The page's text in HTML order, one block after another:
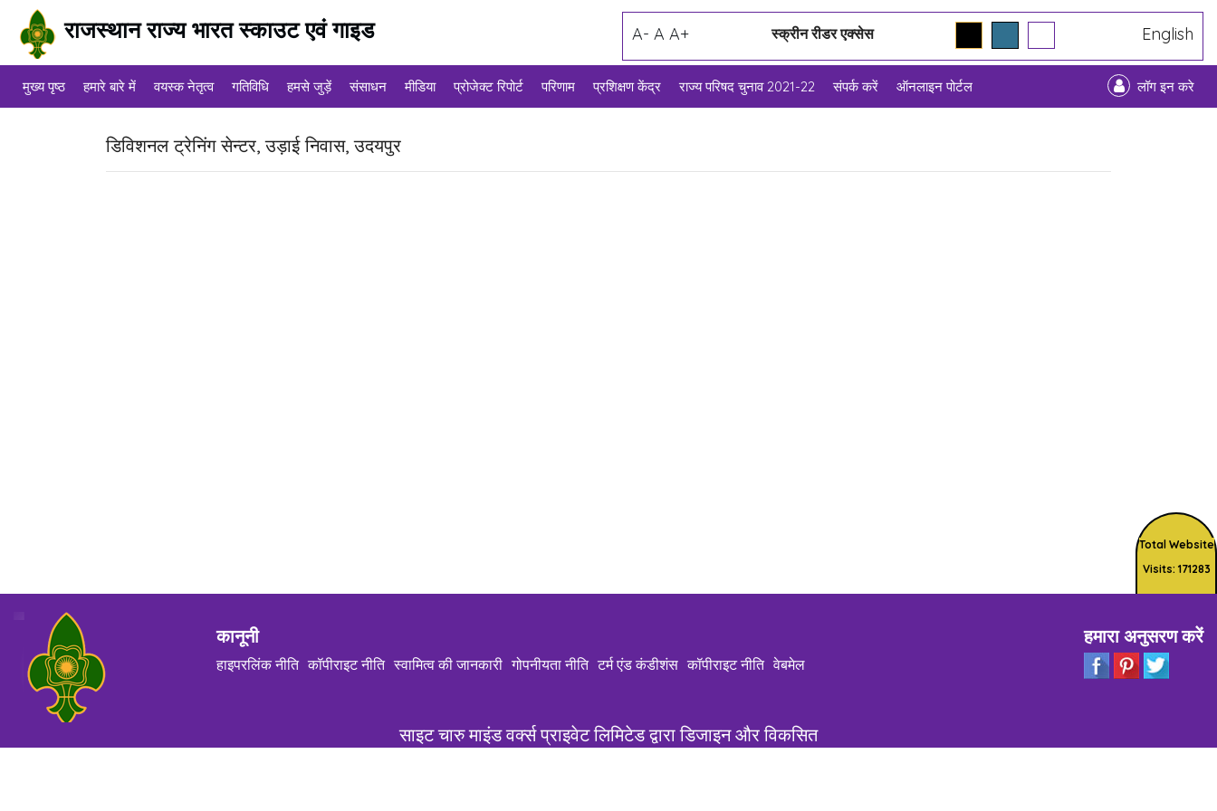
राजस्थान राज्य भारत स्काउट एवं गाइड A- A A+ स्क्रीन रीडर एक्सेस English
मुख्य पृष्ठ हमारे बारे में वयस्क नेतृत्व गतिविधि हमसे जुड़ें संसाधन मीडिया प्रोजेक्ट रिपोर्ट परिणाम प्रशिक्षण केंद्र लॉग इन करे
राज्य परिषद चुनाव 2021-22 संपर्क करें ऑनलाइन पोर्टल
डिविशनल ट्रेनिंग सेन्टर, उड़ाई निवास, उदयपुर
Total Website
Visits: 171283
कानूनी
हाइपरलिंक नीति कॉपीराइट नीति स्वामित्व की जानकारी गोपनीयता नीति टर्म एंड कंडीशंस कॉपीराइट नीति वेबमेल
हमारा अनुसरण करें
साइट चारु माइंड वर्क्स प्राइवेट लिमिटेड द्वारा डिजाइन और विकसित